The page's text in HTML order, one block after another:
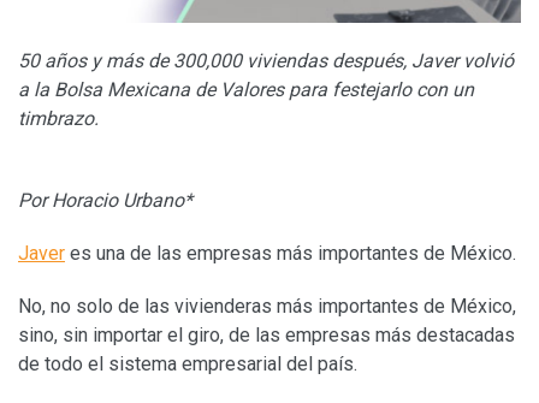
50 años y más de 300,000 viviendas después, Javer volvió
a la Bolsa Mexicana de Valores para festejarlo con un
timbrazo.
Por Horacio Urbano*
Javer es una de las empresas más importantes de México.
No, no solo de las vivienderas más importantes de México,
sino, sin importar el giro, de las empresas más destacadas
de todo el sistema empresarial del país.